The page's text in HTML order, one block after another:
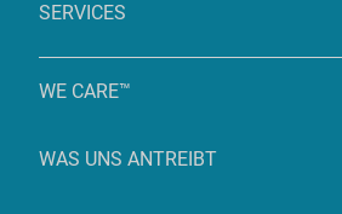
SERVICES
WE CARE™
WAS UNS ANTREIBT